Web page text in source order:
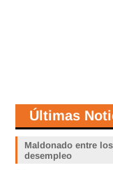
Últimas
Maldonado entre
desempleo